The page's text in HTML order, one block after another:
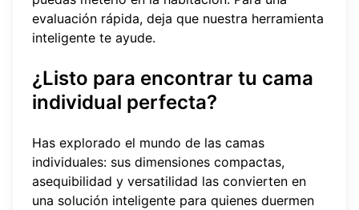
evaluación rápida, deja que nuestra herramienta
inteligente te ayude.
¿Listo para encontrar tu cama
individual perfecta?
Has explorado el mundo de las camas
individuales: sus dimensiones compactas,
asequibilidad y versatilidad las convierten en
una solución inteligente para quienes duermen